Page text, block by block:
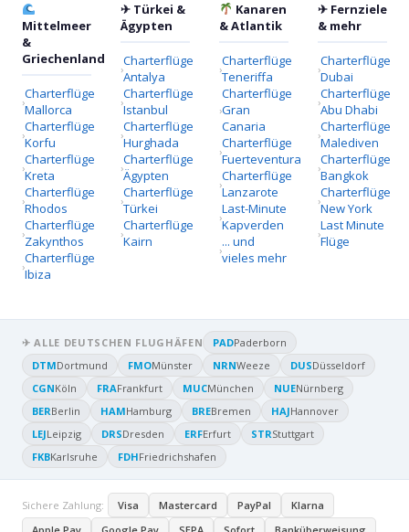
Mittelmeer
&
Griechenland
Charterflüge
Mallorca
Charterflüge
Korfu
Charterflüge
Kreta
Charterflüge
Rhodos
Charterflüge
Zakynthos
Charterflüge
Ibiza
✈ Türkei &
Ägypten
Charterflüge
Antalya
Charterflüge
Istanbul
Charterflüge
Hurghada
Charterflüge
Ägypten
Charterflüge
Türkei
Charterflüge
Kairn
Kanaren
& Atlantik
Charterflüge
Teneriffa
Charterflüge
Gran
Canaria
Charterflüge
Fuerteventura
Charterflüge
Lanzarote
Last-Minute
Kapverden
... und
vieles mehr
✈ Fernziele
& mehr
Charterflüge
Dubai
Charterflüge
Abu Dhabi
Charterflüge
Malediven
Charterflüge
Bangkok
Charterflüge
New York
Last Minute
Flüge
✈ ALLE DEUTSCHEN FLUGHÄFEN PADPaderborn
DTMDortmund FMOMünster NRNWeeze DUSDüsseldorf
CGNKöln FRAFrankfurt MUCMünchen NUENürnberg
BERBerlin HAMHamburg BREBremen HAJHannover
LEJLeipzig DRSDresden ERFErfurt STRStuttgart
FKBKarlsruhe FDHFriedrichshafen
Sichere Zahlung: Visa Mastercard PayPal
Klarna